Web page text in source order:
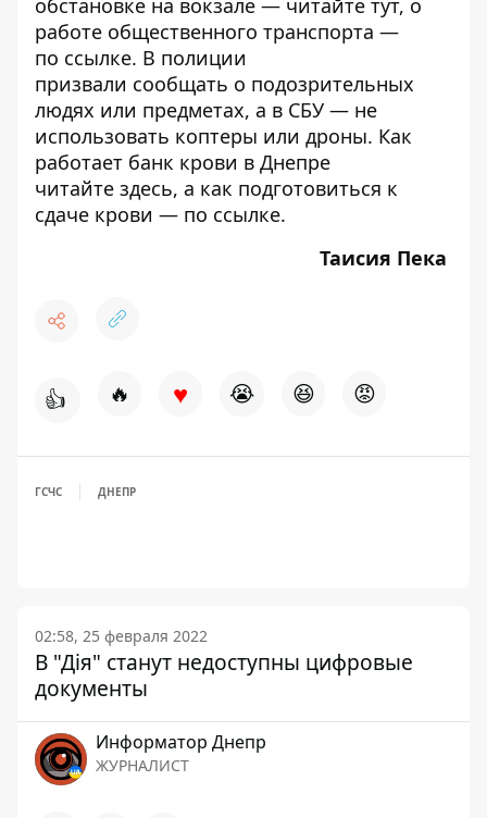
обстановке на вокзале — читайте тут, о
работе общественного транспорта —
по ссылке. В полиции
призвали сообщать о подозрительных
людях или предметах, а в СБУ — не
использовать коптеры или дроны. Как
работает банк крови в Днепре
читайте здесь, а как подготовиться к
сдаче крови — по ссылке.
Таисия Пека
👍 🔥 ♥ 😭 😆 😡
ГСЧС ДНЕПР
02:58, 25 февраля 2022
В "Дія" станут недоступны цифровые
документы
Информатор Днепр
ЖУРНАЛИСТ